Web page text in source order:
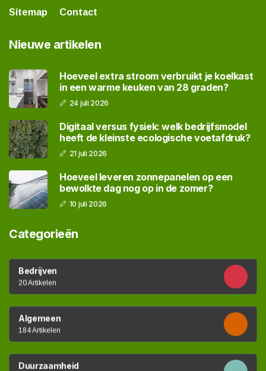
Sitemap
Contact
Nieuwe artikelen
Hoeveel extra stroom verbruikt je koelkast
in een warme keuken van 28 graden?
24 juli 2026
Digitaal versus fysiek: welk bedrijfsmodel
heeft de kleinste ecologische voetafdruk?
21 juli 2026
Hoeveel leveren zonnepanelen op een
bewolkte dag nog op in de zomer?
10 juli 2026
Categorieën
Bedrijven
20 Artikelen
Algemeen
184 Artikelen
Duurzaamheid